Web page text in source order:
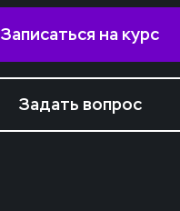
Записаться на курс
Задать вопрос